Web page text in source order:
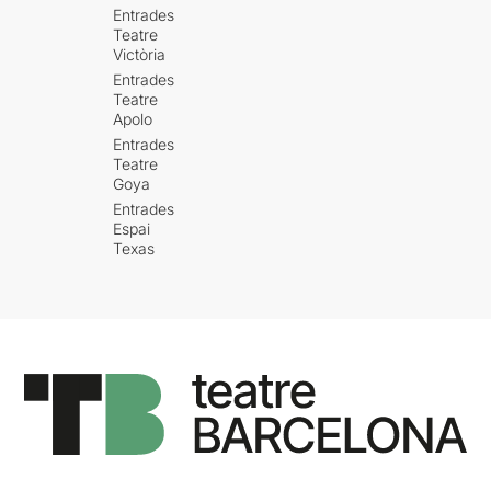
Entrades
Teatre
Victòria
Entrades
Teatre
Apolo
Entrades
Teatre
Goya
Entrades
Espai
Texas